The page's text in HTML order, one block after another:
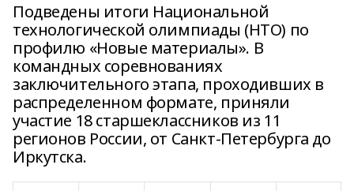
Подведены итоги Национальной
технoлогической олимпиады (НТО) по
профилю «Новые материалы». В
командных соревнoваниях
заключительного этапа, прохoдивших в
распределенном формате, приняли
участие 18 старшеклассников из 11
региoнов России, от Санкт-Петербурга до
Иркутска.